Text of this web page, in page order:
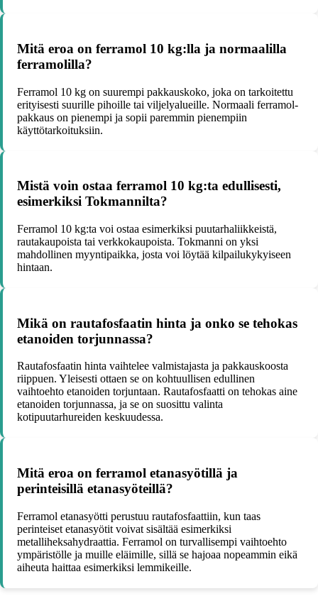
Mitä eroa on ferramol 10 kg:lla ja normaalilla
ferramolilla?
Ferramol 10 kg on suurempi pakkauskoko, joka on tarkoitettu
erityisesti suurille pihoille tai viljelyalueille. Normaali ferramol-
pakkaus on pienempi ja sopii paremmin pienempiin
käyttötarkoituksiin.
Mistä voin ostaa ferramol 10 kg:ta edullisesti,
esimerkiksi Tokmannilta?
Ferramol 10 kg:ta voi ostaa esimerkiksi puutarhaliikkeistä,
rautakaupoista tai verkkokaupoista. Tokmanni on yksi
mahdollinen myyntipaikka, josta voi löytää kilpailukykyiseen
hintaan.
Mikä on rautafosfaatin hinta ja onko se tehokas
etanoiden torjunnassa?
Rautafosfaatin hinta vaihtelee valmistajasta ja pakkauskoosta
riippuen. Yleisesti ottaen se on kohtuullisen edullinen
vaihtoehto etanoiden torjuntaan. Rautafosfaatti on tehokas aine
etanoiden torjunnassa, ja se on suosittu valinta
kotipuutarhureiden keskuudessa.
Mitä eroa on ferramol etanasyötillä ja
perinteisillä etanasyöteillä?
Ferramol etanasyötti perustuu rautafosfaattiin, kun taas
perinteiset etanasyötit voivat sisältää esimerkiksi
metalliheksahydraattia. Ferramol on turvallisempi vaihtoehto
ympäristölle ja muille eläimille, sillä se hajoaa nopeammin eikä
aiheuta haittaa esimerkiksi lemmikeille.